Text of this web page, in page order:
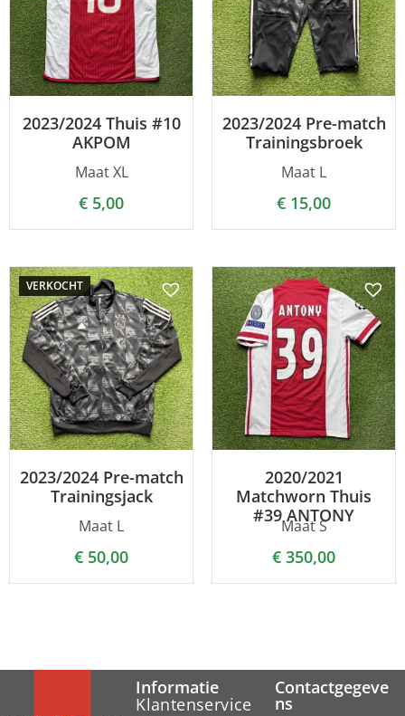
2023/2024 Thuis #10
AKPOM
Maat XL
€ 5,00
2023/2024 Pre-match
Trainingsbroek
Maat L
€ 15,00
VERKOCHT
2023/2024 Pre-match
Trainingsjack
Maat L
€ 50,00
2020/2021
Matchworn Thuis
#39 ANTONY
Maat S
€ 350,00
Informatie
Klantenservice
Contactgegeve
ns